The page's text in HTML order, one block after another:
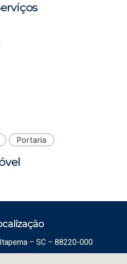
Portaria
– SC – 88220-000